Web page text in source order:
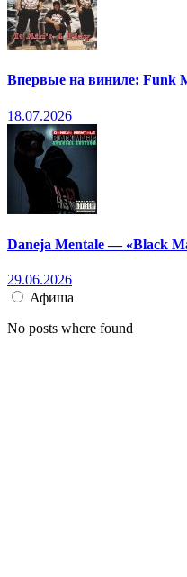
Впервые на виниле: Funk
18.07.2026
Daneja Mentale — «Black
29.06.2026
Афиша
No posts where found